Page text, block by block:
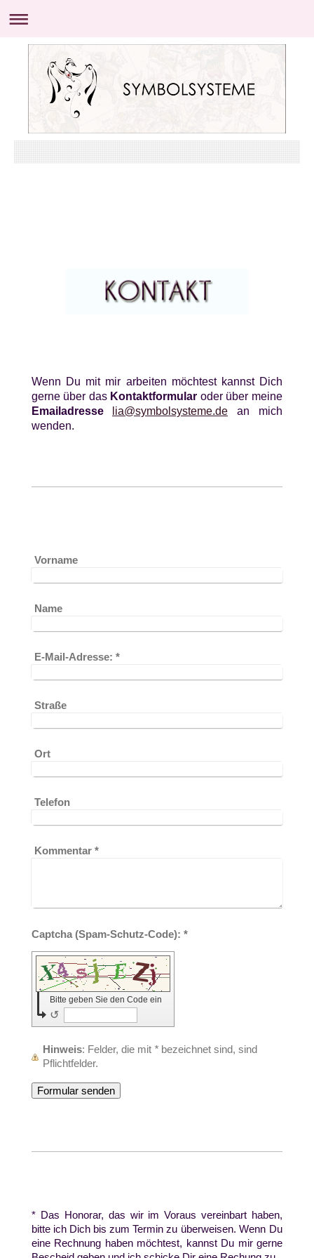
Wenn Du mit mir arbeiten möchtest kannst Dich
gerne über das Kontaktformular oder über meine
Emailadresse
lia@symbolsysteme.de
an mich
wenden.
Vorname
Name
E-Mail-Adresse: *
Straße
Ort
Telefon
Kommentar*
Captcha (Spam-Schutz-Code): *
Bitte geben Sie den Code ein
↺
Hinweis : Felder, die mit * bezeichnet sind, sind
Pflichtfelder.
* Das Honorar, das wir im Voraus vereinbart haben,
bitte ich Dich bis zum Termin zu überweisen. Wenn Du
eine Rechnung haben möchtest, kannst Du mir gerne